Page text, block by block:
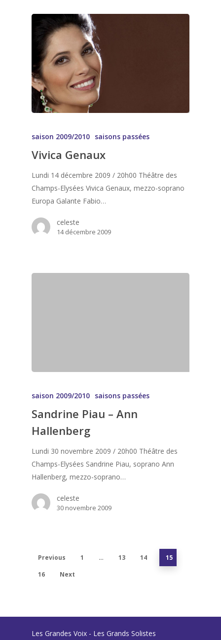
saison 2009/2010 saisons passées
Vivica Genaux
Lundi 14 décembre 2009 / 20h00 Théâtre des
Champs-Elysées Vivica Genaux, mezzo-soprano
Europa Galante Fabio…
celeste
14 décembre 2009
saison 2009/2010 saisons passées
Sandrine Piau – Ann
Hallenberg
Lundi 30 novembre 2009 / 20h00 Théâtre des
Champs-Elysées Sandrine Piau, soprano Ann
Hallenberg, mezzo-soprano…
celeste
30 novembre 2009
Previous 1 … 13 14
15
16
Next
Les Grandes Voix - Les Grands Solistes